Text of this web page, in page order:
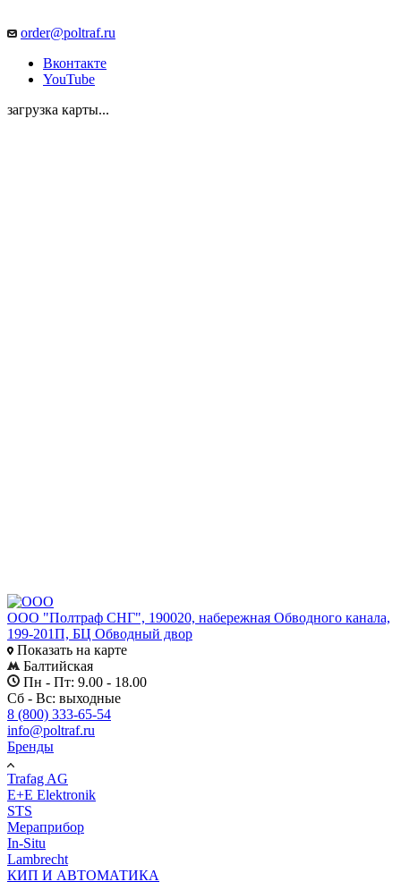
order@poltraf.ru
Вконтакте
YouTube
загрузка карты...
ООО "Полтраф СНГ", 190020, набережная Обводного канала,
199-201П, БЦ Обводный двор
Показать на карте
Балтийская
Пн - Пт: 9.00 - 18.00
Сб - Вс: выходные
8 (800) 333-65-54
info@poltraf.ru
Бренды
Trafag AG
E+E Elektronik
STS
Мераприбор
In-Situ
Lambrecht
КИП И АВТОМАТИКА